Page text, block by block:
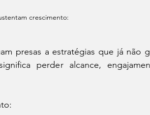
crescimento:
presas a estratégias que já não
perder alcance,